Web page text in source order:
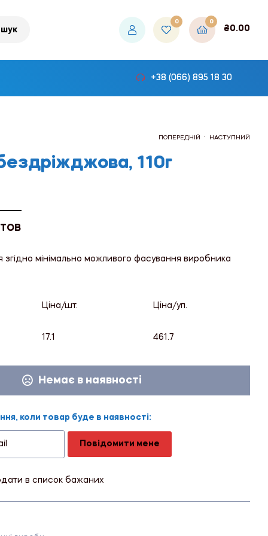
0 0
₴0.00
+38 (066) 895 18 30
ПОПЕРЕДНІЙ НАСТУПНИЙ
бездріжджова, 110г
ТОВ
згідно мінімально можливого фасування виробника
Ціна/шт. Ціна/уп.
17.1 461.7
Немає в наявності
коли товар буде в наявності:
Повідомити мене
в список бажаних